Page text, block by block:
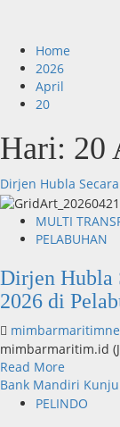
Home
2026
April
20
Hari: 20
Dirjen Hubla
MULTI
PELABUHAN
Dirjen Hubla
2026 di
mimbarmaritim.id
Read More
more
about
Bank Mandiri
PELINDO